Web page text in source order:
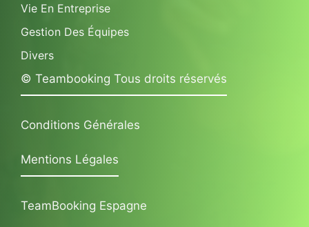
Vie En Entreprise
Gestion Des Équipes
Divers
© Teambooking Tous droits réservés
Conditions Générales
Mentions Légales
TeamBooking Espagne